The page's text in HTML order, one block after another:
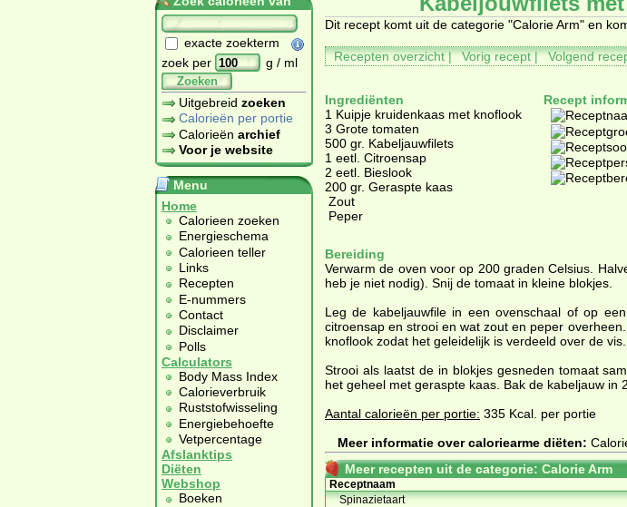
exacte zoekterm
zoek per
g / ml
Zoeken
Uitgebreid zoeken
Calorieën per portie
Calorieën archief
Voor je website
Menu
Home
Calorieen zoeken
Energieschema
Calorieen teller
Links
Recepten
E-nummers
Contact
Disclaimer
Polls
Calculators
Body Mass Index
Calorieverbruik
Ruststofwisseling
Energiebehoefte
Vetpercentage
Afslanktips
Diëten
Webshop
Boeken
Dit recept komt uit de categorie "Calorie Arm" en
Recepten overzicht| Vorig recept| Volgend
Recept
Ingrediënten
1 Kuipje kruidenkaas met knoflook
3 Grote tomaten
500 gr. Kabeljauwfilets
1 eetl. Citroensap
2 eetl. Bieslook
200 gr. Geraspte kaas
Zout
Peper
Bereiding
Verwarm de oven voor op 200 graden Celsius.
heb je niet nodig). Snij de tomaat in kleine blokjes.
Leg de kabeljauwfile in een ovenschaal of op
citroensap en strooi en wat zout en peper
knoflook zodat het geleidelijk is verdeeld over de vis.
Strooi als laatst de in blokjes gesneden tomaat
het geheel met geraspte kaas. Bak de kabeljauw in
Aantal calorieën per portie: 335 Kcal. per portie
Meer informatie over caloriearme diëten:
Meer recepten uit de categorie: Calorie Arm
Receptnaam
Spinazietaart